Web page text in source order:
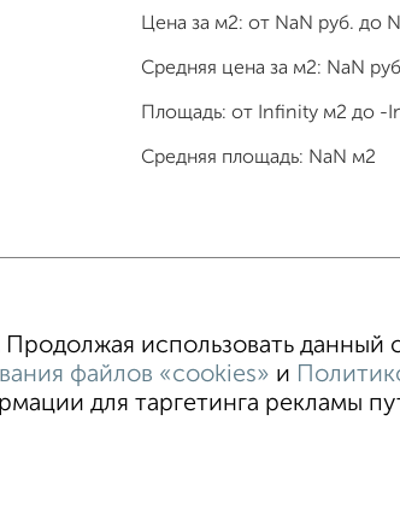
Цена за м2: от NaN руб. до
Средняя цена за м2: NaN
Площадь: от Infinity м2 до -
Средняя площадь: NaN м2
В новостройке
Пользовательское
Продолжая использовать данный
файлов «cookies» и
для таргетинга рекламы